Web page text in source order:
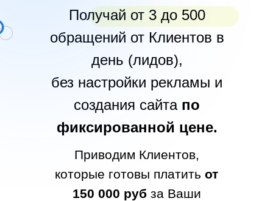
Получай от 3 до 500
обращений от Клиентов в
день (лидов),
без настройки рекламы и
создания сайта по
фиксированной цене.
Приводим Клиентов,
которые готовы платить от
150 000 рубза Ваши